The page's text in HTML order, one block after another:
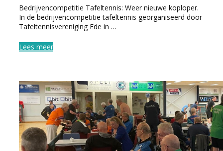
Bedrijvencompetitie Tafeltennis: Weer nieuwe koploper.
In de bedrijvencompetitie tafeltennis georganiseerd door
Tafeltennisvereniging Ede in …
Lees meer